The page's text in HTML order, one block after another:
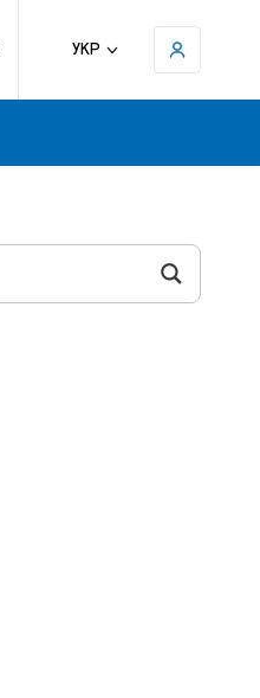
УКР